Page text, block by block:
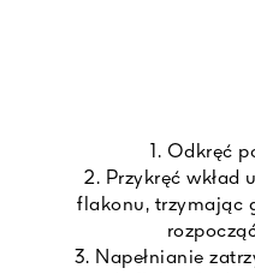
1. Odkręć
2. Przykręć wkład
flakonu, trzymając
3. Napełnianie